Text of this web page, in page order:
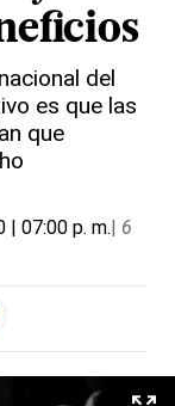
del
es que las
que
| 07:00 p. m.| 6